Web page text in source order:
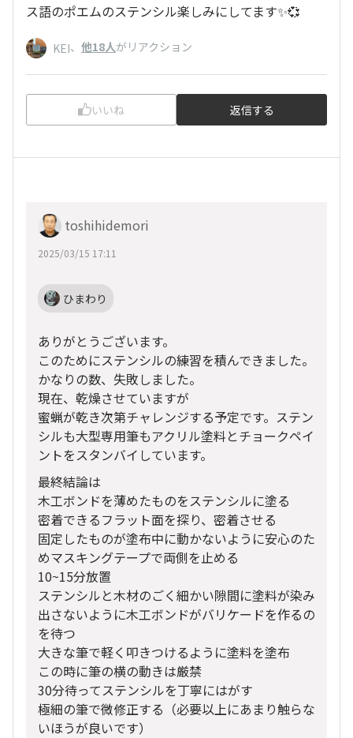
ス語のポエムのステンシル楽しみにしてます✨💞
KEI、 他18人がリアクション
いいね 返信する
toshihidemori
2025/03/15 17:11
ひまわり
ありがとうございます。
このためにステンシルの練習を積んできました。
かなりの数、失敗しました。
現在、乾燥させていますが
蜜蝋が乾き次第チャレンジする予定です。ステン
シルも大型専用筆もアクリル塗料とチョークペイ
ントをスタンバイしています。
最終結論は
木工ボンドを薄めたものをステンシルに塗る
密着できるフラット面を探り、密着させる
固定したものが塗布中に動かないように安心のた
めマスキングテープで両側を止める
10~15分放置
ステンシルと木材のごく細かい隙間に塗料が染み
出さないように木工ボンドがバリケードを作るの
を待つ
大きな筆で軽く叩きつけるように塗料を塗布
この時に筆の横の動きは厳禁
30分待ってステンシルを丁寧にはがす
極細の筆で微修正する（必要以上にあまり触らな
いほうが良いです）